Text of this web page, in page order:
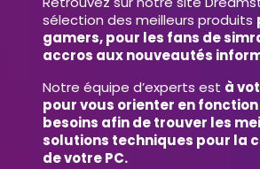
sélection des meilleurs produits
gamers, pour les fans de
accros aux nouveautés
Notre équipe d’experts est à
pour vous orienter en fonction
besoins afin de trouver les
solutions techniques pour la
de votre PC.